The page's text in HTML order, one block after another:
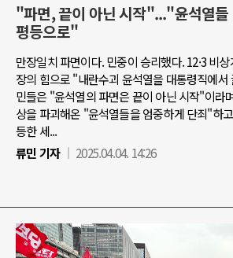
"파면, 끝이 아닌 시작"..."윤석열들
평등으로"
만장일치 파면이다. 민중이 승리했다. 12·3 비
장의 힘으로 "내란수괴 윤석열을 대통령직에서
민들은 "윤석열의 파면은 끝이 아닌 시작"이라
상을 파괴해온 "윤석열들을 엄중하게 단죄"하
등한 세...
류민 기자
2025.04.04. 14:26